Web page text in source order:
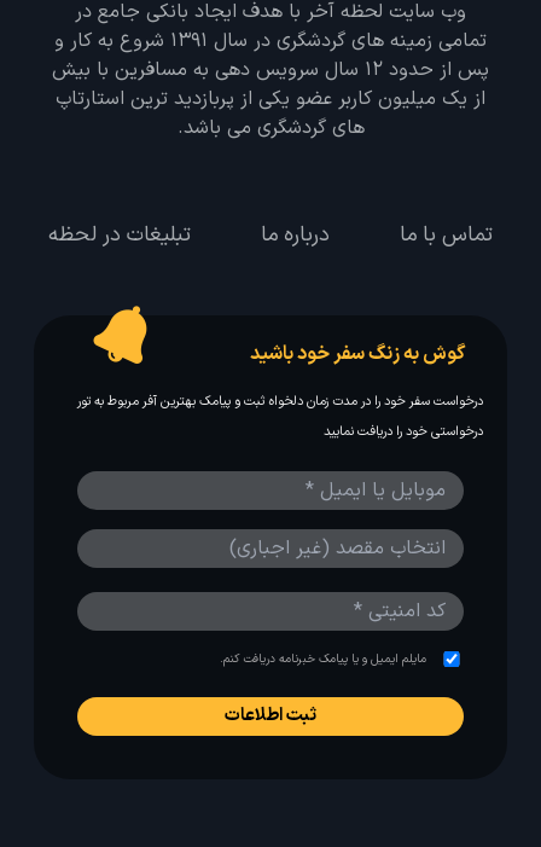
وب سایت لحظه آخر با هدف ایجاد بانکی جامع در
تمامی زمینه های گردشگری در سال 1391 شروع به کار و
پس از حدود 12 سال سرویس دهی به مسافرین با بیش
از یک میلیون کاربر عضو یکی از پربازدید ترین استارتاپ
های گردشگری می باشد.
تماس با ما درباره ما تبلیغات در لحظه
گوش به زنگ سفر خود باشید
درخواست سفر خود را در مدت زمان دلخواه ثبت و پیامک بهترین آفر مربوط به تور
درخواستی خود را دریافت نمایید
مایلم ایمیل و یا پیامک خبرنامه دریافت کنم.